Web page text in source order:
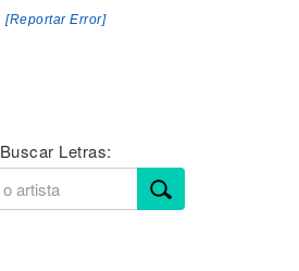
[Reportar Error]
Buscar Letras: